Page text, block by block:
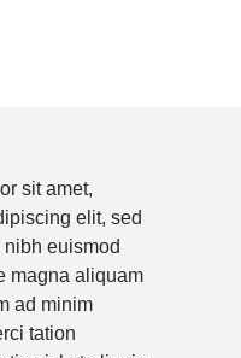
sit amet,
elit, sed
euismod
magna aliquam
ad minim
tation